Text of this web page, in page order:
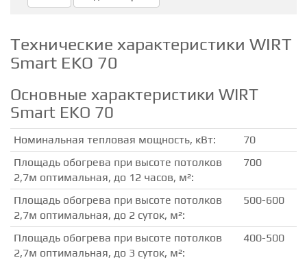
Технические характеристики WIRT
Smart EKO 70
Основные характеристики WIRT
Smart EKO 70
Номинальная тепловая мощность, кВт:
70
Площадь обогрева при высоте потолков
2,7м оптимальная, до 12 часов, м²:
700
Площадь обогрева при высоте потолков
2,7м оптимальная, до 2 суток, м²:
500-600
Площадь обогрева при высоте потолков
2,7м оптимальная, до 3 суток, м²:
400-500